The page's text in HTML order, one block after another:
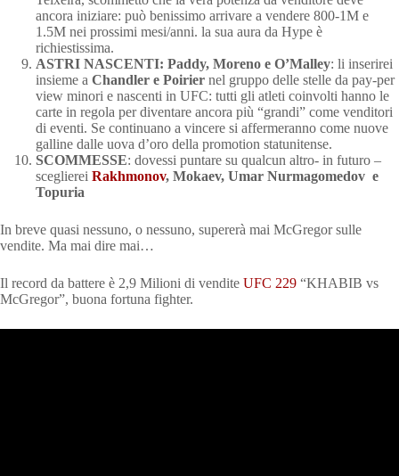
ancora iniziare: può benissimo arrivare a vendere 800-1M e
1.5M nei prossimi mesi/anni. la sua aura da Hype è
richiestissima.
ASTRI NASCENTI: Paddy, Moreno e O’Malley: li inserirei
insieme a Chandler e Poirier nel gruppo delle stelle da pay-per
view minori e nascenti in UFC: tutti gli atleti coinvolti hanno le
carte in regola per diventare ancora più “grandi” come venditori
di eventi. Se continuano a vincere si affermeranno come nuove
galline dalle uova d’oro della promotion statunitense.
SCOMMESSE: dovessi puntare su qualcun altro- in futuro –
sceglierei Rakhmonov, Mokaev, Umar Nurmagomedov e
Topuria
In breve quasi nessuno, o nessuno, supererà mai McGregor sulle
vendite. Ma mai dire mai…
Il record da battere è 2,9 Milioni di vendite UFC 229 “KHABIB vs
McGregor”, buona fortuna fighter.